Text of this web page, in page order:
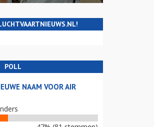
POLL
NAAM VOOR AIR